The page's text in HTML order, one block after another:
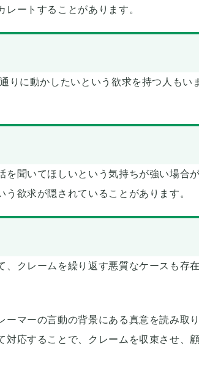
ートすることがあります。
りに動かしたいという欲求を持つ人もい
を聞いてほしいという気持ちが強い場合
欲求が隠されていることがあります。
、クレームを繰り返す悪質なケースも存
ーマーの言動の背景にある真意を読み取
対応することで、クレームを収束させ、